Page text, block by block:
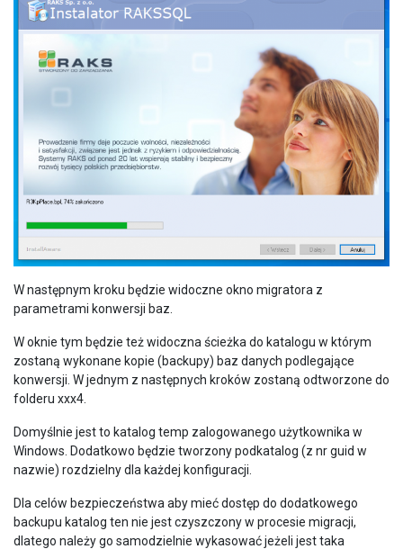
W następnym kroku będzie widoczne okno migratora z
parametrami konwersji baz.
W oknie tym będzie też widoczna ścieżka do katalogu w którym
zostaną wykonane kopie (backupy) baz danych podlegające
konwersji. W jednym z następnych kroków zostaną odtworzone do
folderu xxx4.
Domyślnie jest to katalog temp zalogowanego użytkownika w
Windows. Dodatkowo będzie tworzony podkatalog (z nr guid w
nazwie) rozdzielny dla każdej konfiguracji.
Dla celów bezpieczeństwa aby mieć dostęp do dodatkowego
backupu katalog ten nie jest czyszczony w procesie migracji,
dlatego należy go samodzielnie wykasować jeżeli jest taka